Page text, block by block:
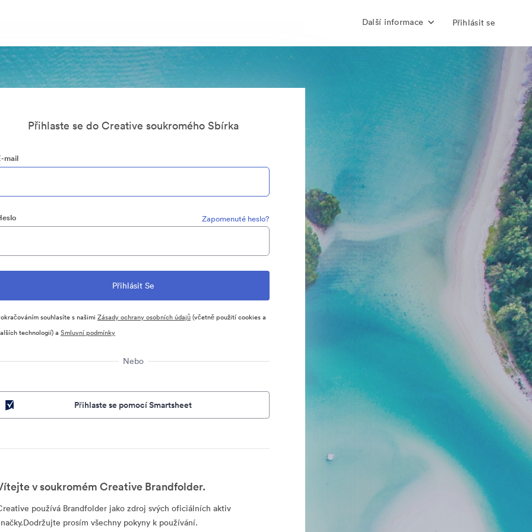
Další informace Přihlásit se
Přihlaste se do Creative soukromého Sbírka
mail
Zapomenuté heslo?
souhlasíte s našimi Zásady ochrany osobních údajů(včetně použití cookies a
technologií) a Smluvní podmínky
Nebo
Přihlaste se pomocí Smartsheet
v soukromém Creative Brandfolder.
používá Brandfolder jako zdroj svých oficiálních aktiv
prosím všechny pokyny k používání.